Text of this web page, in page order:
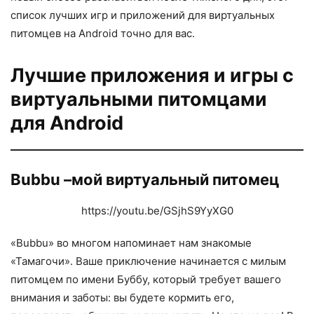
список лучших игр и приложений для виртуальных
питомцев на Android точно для вас.
Лучшие приложения и игры с
виртуальными питомцами
для Android
Bubbu –мой виртуальный питомец
https://youtu.be/GSjhS9YyXG0
«Bubbu» во многом напоминает нам знакомые
«Тамагочи». Ваше приключение начинается с милым
питомцем по имени Буббу, который требует вашего
внимания и заботы: вы будете кормить его,